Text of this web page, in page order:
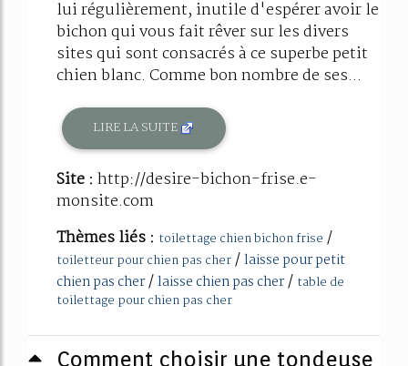
lui régulièrement, inutile d'espérer avoir le
bichon qui vous fait rêver sur les divers
sites qui sont consacrés à ce superbe petit
chien blanc. Comme bon nombre de ses...
LIRE LA SUITE
Site : http://desire-bichon-frise.e-
monsite.com
Thèmes liés : toilettage chien bichon frise /
toiletteur pour chien pas cher/laisse pour petit
chien pas cher/laisse chien pas cher/ table de
toilettage pour chien pas cher
Comment choisir une tondeuse